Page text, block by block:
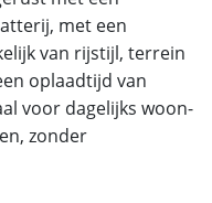
met een
van rijstijl, terrein
oplaadtijd van
voor dagelijks woon-
zonder